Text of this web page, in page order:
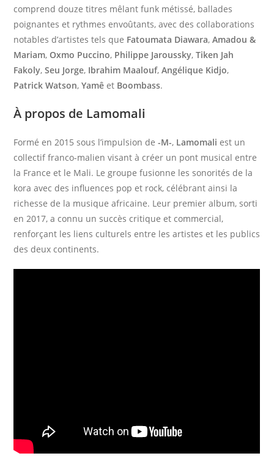
comprend douze titres mêlant funk métissé, ballades
poignantes et rythmes envoûtants, avec des collaborations
notables d’artistes tels que Fatoumata Diawara,Amadou &
Mariam, Oxmo Puccino, Philippe Jaroussky,Tiken Jah
Fakoly,Seu Jorge, Ibrahim Maalouf,Angélique Kidjo,
Patrick Watson,Yamê et Boombass.
À propos de Lamomali
Formé en 2015 sous l’impulsion de-M-, Lamomali est un
collectif franco-malien visant à créer un pont musical entre
la France et le Mali. Le groupe fusionne les sonorités de la
kora avec des influences pop et rock, célébrant ainsi la
richesse de la musique africaine. Leur premier album, sorti
en 2017, a connu un succès critique et commercial,
renforçant les liens culturels entre les artistes et les publics
des deux continents.